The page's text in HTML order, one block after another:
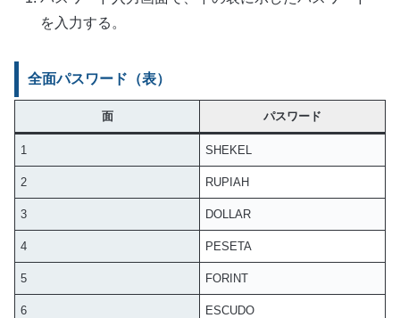
を入力する。
全面パスワード（表）
面 パスワード
1 SHEKEL
2 RUPIAH
3 DOLLAR
4 PESETA
5 FORINT
6 ESCUDO